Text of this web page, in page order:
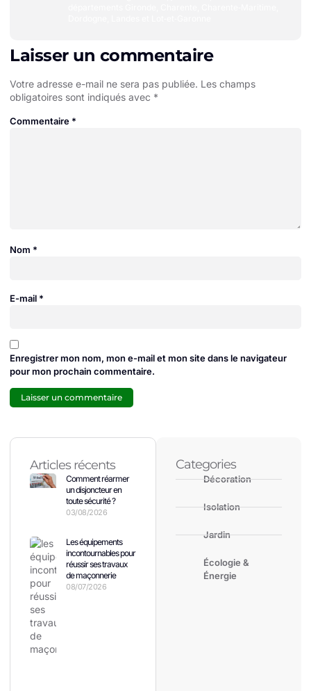
Laisser un commentaire
Votre adresse e-mail ne sera pas publiée. Les champs
obligatoires sont indiqués avec *
Commentaire *
Nom *
E-mail *
Enregistrer mon nom, mon e-mail et mon site dans le navigateur
pour mon prochain commentaire.
Articles récents
Comment réarmer
un disjoncteur en
toute sécurité ?
03/08/2026
Les équipements
incontournables pour
réussir ses travaux
de maçonnerie
08/07/2026
Categories
Décoration
Isolation
Jardin
Écologie &
Énergie